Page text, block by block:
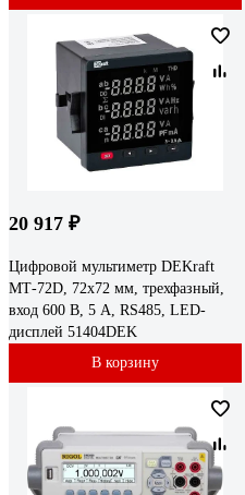
20 917 ₽
Цифровой мультиметр DEKraft
МТ-72D, 72x72 мм, трехфазный,
вход 600 В, 5 А, RS485, LED-
дисплей 51404DEK
В корзину